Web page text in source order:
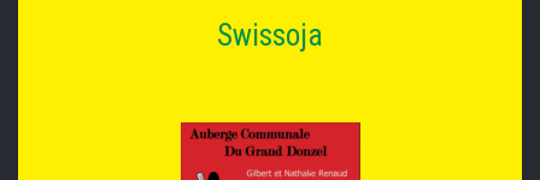
Swissoja